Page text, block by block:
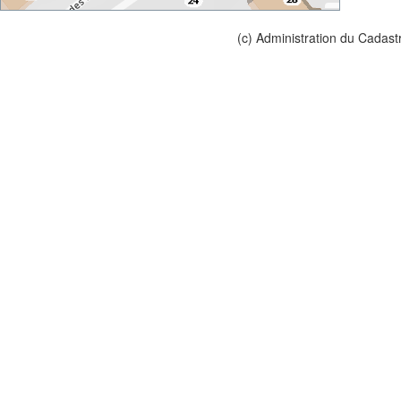
(c) Administration du